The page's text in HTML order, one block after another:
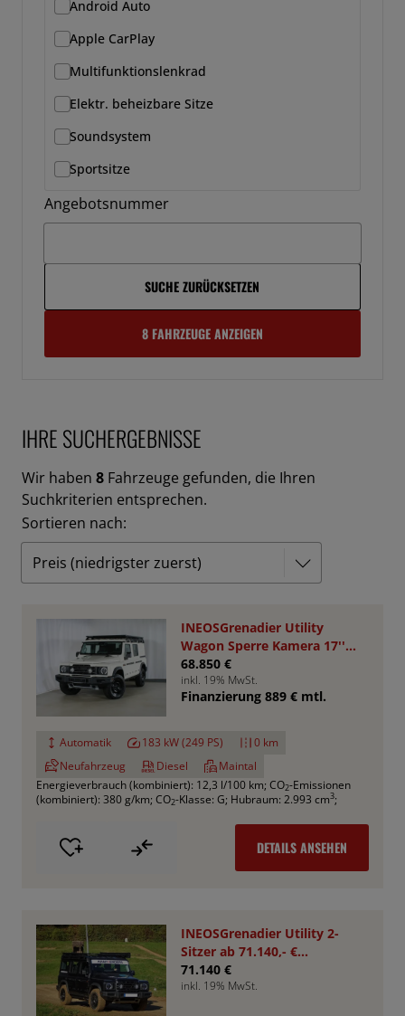
Android Auto
Apple CarPlay
Multifunktionslenkrad
Elektr. beheizbare Sitze
Soundsystem
Sportsitze
Angebotsnummer
SUCHE ZURÜCKSETZEN
8 FAHRZEUGE ANZEIGEN
IHRE SUCHERGEBNISSE
Wir haben 8 Fahrzeuge gefunden, die Ihren
Suchkriterien entsprechen.
Sortieren nach:
INEOSGrenadier Utility
Wagon Sperre Kamera 17''
AHK RHINO
68.850 €
inkl. 19% MwSt.
Finanzierung 889 € mtl.
Automatik 183 kW (249 PS)
0 km
Neufahrzeug
Diesel
Maintal
Energieverbrauch (kombiniert): 12,3 l/100 km; CO2-Emissionen
(kombiniert): 380 g/km; CO2-Klasse: G; Hubraum: 2.993 cm3;
DETAILS ANSEHEN
INEOSGrenadier Utility 2-
Sitzer ab 71.140,- €
*Bestellfahrzeug*
71.140 €
inkl. 19% MwSt.